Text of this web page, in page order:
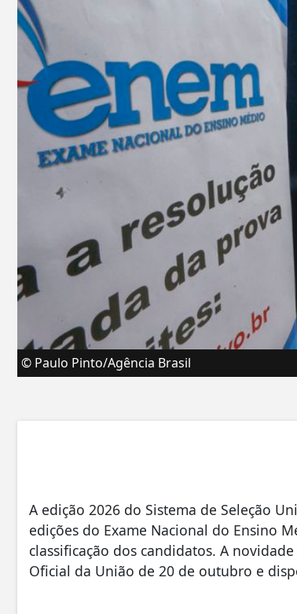
© Paulo Pinto/Agência Brasil
A edição 2026 do Sistema de Seleção
edições do Exame Nacional do Ensino
classificação dos candidatos. A
Oficial da União de 20 de outubro e